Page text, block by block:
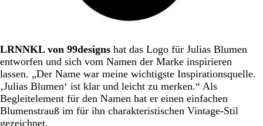
LRNNKL von 99designs hat das Logo für Julias Blumen
entworfen und sich vom Namen der Marke inspirieren
lassen. „Der Name war meine wichtigste Inspirationsquelle.
‚Julias Blumen‘ ist klar und leicht zu merken.“ Als
Begleitelement für den Namen hat er einen einfachen
Blumenstrauß im für ihn charakteristischen Vintage-Stil
gezeichnet.